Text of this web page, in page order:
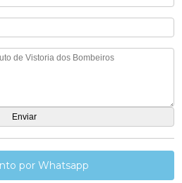
por Whatsapp